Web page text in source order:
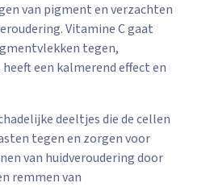
van pigment en verzachten
Vitamine C gaat
tegen,
een kalmerend effect en
deeltjes die de cellen
tegen en zorgen voor
van huidveroudering door
remmen van